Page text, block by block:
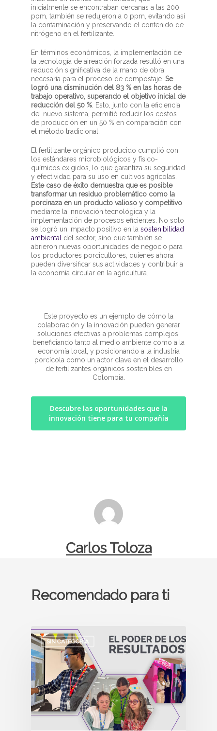
inicialmente se encontraban cercanas a las 200
ppm, también se redujeron a 0 ppm, evitando así
la contaminación y preservando el contenido de
nitrógeno en el fertilizante.
En términos económicos, la implementación de
la tecnología de aireación forzada resultó en una
reducción significativa de la mano de obra
necesaria para el proceso de compostaje. Se
logró una disminución del 83 % en las horas de
trabajo operativo, superando el objetivo inicial de
reducción del 50 % . Esto, junto con la eficiencia
del nuevo sistema, permitió reducir los costos
de producción en un 50 % en comparación con
el método tradicional.
El fertilizante orgánico producido cumplió con
los estándares microbiológicos y físico-
químicos exigidos, lo que garantiza su seguridad
y efectividad para su uso en cultivos agrícolas.
Este caso de éxito demuestra que es posible
transformar un residuo problemático como la
porcinaza en un producto valioso y competitivo
mediante la innovación tecnológica y la
implementación de procesos eficientes. No solo
se logró un impacto positivo en lasostenibilidad
ambiental
del sector, sino que también se
abrieron nuevas oportunidades de negocio para
los productores porcicultores, quienes ahora
pueden diversificar sus actividades y contribuir a
la economía circular en la agricultura.
Este proyecto es un ejemplo de cómo la
colaboración y la innovación pueden generar
soluciones efectivas a problemas complejos,
beneficiando tanto al medio ambiente como a la
economía local, y posicionando a la industria
porcícola como un actor clave en el desarrollo
de fertilizantes orgánicos sostenibles en
Colombia.
Descubre las oportunidades que la
innovación tiene para tu compañía
Carlos Toloza
Recomendado para ti
SIN CATEGORÍA